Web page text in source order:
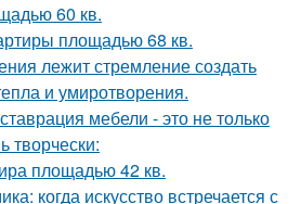
60 кв.
площадью 68 кв.
лежит стремление создать
и умиротворения.
мебели - это не только
творчески:
площадью 42 кв.
когда искусство встречается с